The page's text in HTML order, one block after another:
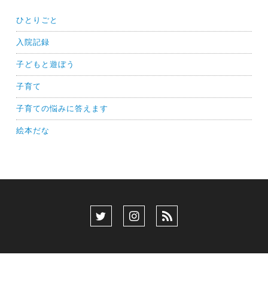
ひとりごと
入院記録
子どもと遊ぼう
子育て
子育ての悩みに答えます
絵本だな